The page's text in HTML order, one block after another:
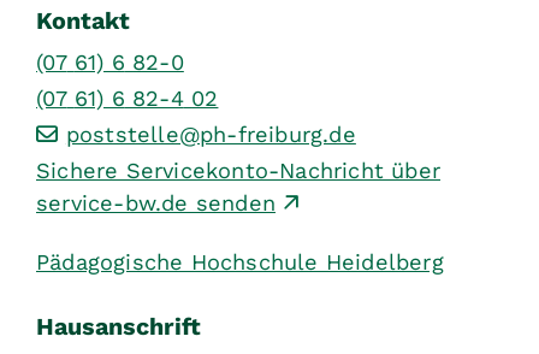
Kontakt
(07 61) 6 82-0
(07 61) 6 82-4 02
poststelle@ph-freiburg.de
Sichere Servicekonto-Nachricht über
service-bw.de senden
Pädagogische Hochschule Heidelberg
Hausanschrift